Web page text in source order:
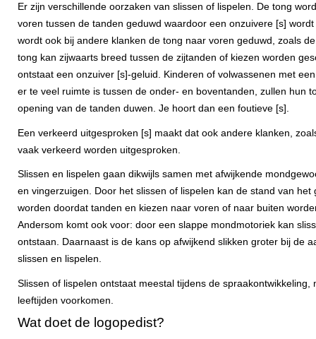
Er zijn verschillende oorzaken van slissen of lispelen. De tong
voren tussen de tanden geduwd waardoor een onzuivere [s]
wordt ook bij andere klanken de tong naar voren geduwd, zoals
tong kan zijwaarts breed tussen de zijtanden of kiezen worden
ontstaat een onzuiver [s]-geluid. Kinderen of volwassenen met
er te veel ruimte is tussen de onder- en boventanden, zullen hun
opening van de tanden duwen. Je hoort dan een foutieve [s].
Een verkeerd uitgesproken [s] maakt dat ook andere klanken,
vaak verkeerd worden uitgesproken.
Slissen en lispelen gaan dikwijls samen met afwijkende
en vingerzuigen. Door het slissen of lispelen kan de stand van het
worden doordat tanden en kiezen naar voren of naar buiten
Andersom komt ook voor: door een slappe mondmotoriek kan
ontstaan. Daarnaast is de kans op afwijkend slikken groter bij de
slissen en lispelen.
Slissen of lispelen ontstaat meestal tijdens de spraakontwikkeling,
leeftijden voorkomen.
Wat doet de logopedist?